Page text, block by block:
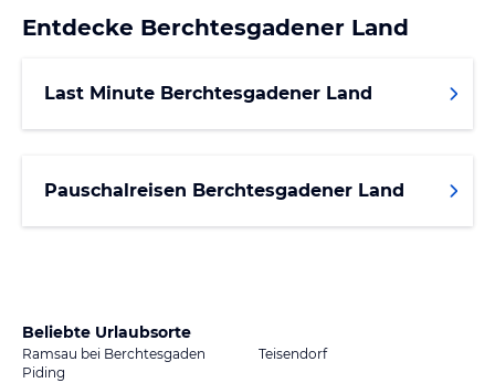
Entdecke Berchtesgadener Land
Last Minute Berchtesgadener Land
Pauschalreisen Berchtesgadener Land
Beliebte Urlaubsorte
Ramsau bei Berchtesgaden
Teisendorf
Piding